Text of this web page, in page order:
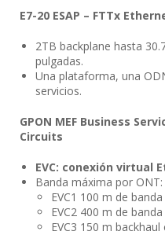
E7-20 ESAP – FTTx
2TB backplane hasta
pulgadas.
Una plataforma, una
servicios.
GPON MEF Business
Circuits
EVC: conexión virtual
Banda máxima por ONT:
EVC1 100 m de banda
EVC2 400 m de banda
EVC3 150 m backhaul